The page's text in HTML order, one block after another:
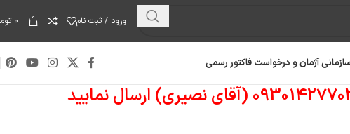
ورود / ثبت نام 0 ۰
آژمان و درخواست فاکتور رسمی